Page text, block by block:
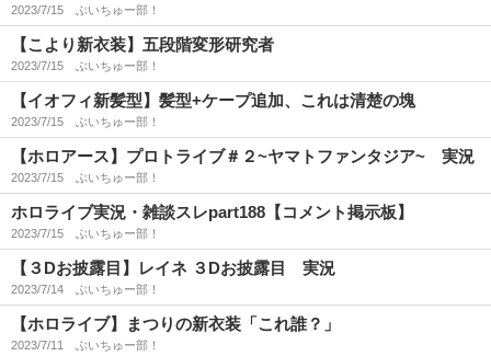
2023/7/15 ぶいちゅー部！
【こより新衣装】五段階変形研究者
2023/7/15 ぶいちゅー部！
【イオフィ新髪型】髪型+ケープ追加、これは清楚の塊
2023/7/15 ぶいちゅー部！
【ホロアース】プロトライブ＃２~ヤマトファンタジア~ 実況
2023/7/15 ぶいちゅー部！
ホロライブ実況・雑談スレpart188【コメント掲示板】
2023/7/15 ぶいちゅー部！
【３Dお披露目】レイネ ３Dお披露目 実況
2023/7/14 ぶいちゅー部！
【ホロライブ】まつりの新衣装「これ誰？」
2023/7/11 ぶいちゅー部！